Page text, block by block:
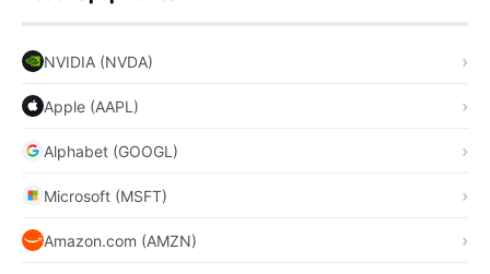
NVIDIA (NVDA)
Apple (AAPL)
Alphabet (GOOGL)
Microsoft (MSFT)
Amazon.com (AMZN)